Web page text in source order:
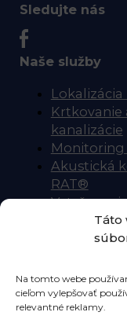
Táto
Na tomto webe
cieľom vylepšovať
relevantné reklamy.
Sledujte nás
Naše služby
Krtkovanie
kanalizácie
Monitoring
Akustická
RAT®
Úspora
Kontakt
O nás